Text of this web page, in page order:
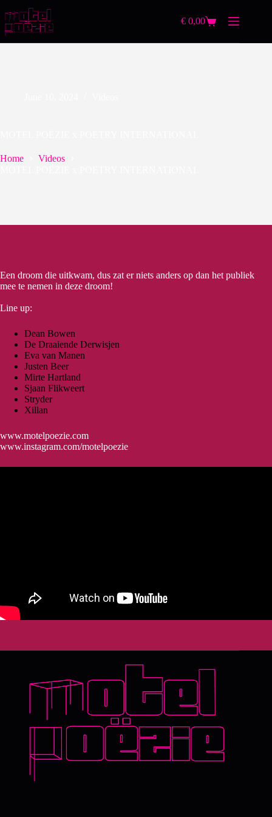
€ 0,00
Home
Videos
Een droom die uitkwam, dus zat er niets anders op dan het publiek
mee te nemen in deze droom!
Line up:
Dean Bowen
De Draaiende Derwisjen
Eva van Manen
Justen Beer
Mirte Hartland
Sjaan Flikweert
Stryder
Xillan
www.motelpoezie.com
www.instagram.com/motelpoezie